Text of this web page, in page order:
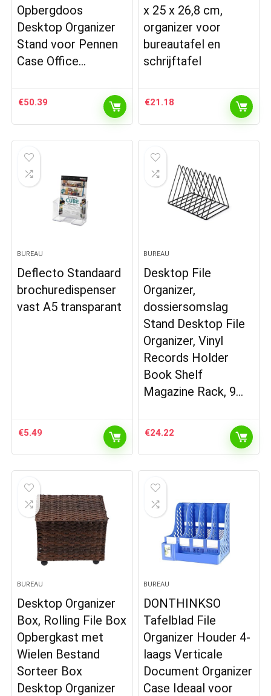
Opbergdoos
Desktop Organizer
Stand voor Pennen
Case Office…
€50.39
x 25 x 26,8 cm,
organizer voor
bureautafel en
schrijftafel
€21.18
BUREAU
Deflecto Standaard
brochuredispenser
vast A5 transparant
€5.49
BUREAU
Desktop File
Organizer,
dossiersomslag
Stand Desktop File
Organizer, Vinyl
Records Holder
Book Shelf
Magazine Rack, 9…
€24.22
BUREAU
Desktop Organizer
Box, Rolling File Box
Opbergkast met
Wielen Bestand
Sorteer Box
Desktop Organizer
BUREAU
DONTHINKSO
Tafelblad File
Organizer Houder 4-
laags Verticale
Document Organizer
Case Ideaal voor